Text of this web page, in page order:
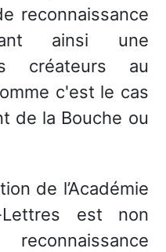
reconnaissance
ainsi une
créateurs au
c'est le cas
de la Bouche ou
de l’Académie
Lettres est non